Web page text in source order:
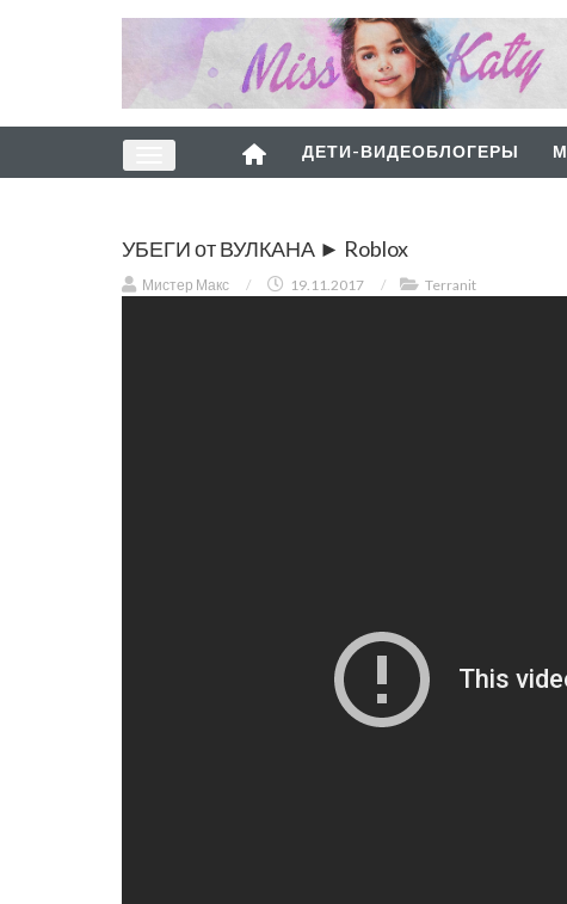
ДЕТИ-ВИДЕОБЛОГЕРЫ
УБЕГИ от ВУЛКАНА ► Roblox
Мистер Макс / 19.11.2017 / Terranit